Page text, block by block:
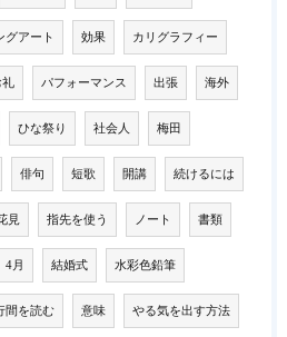
グアート 効果 カリグラフィー
礼 パフォーマンス 出張 海外
ひな祭り 社会人 梅田
俳句 短歌 開講 続けるには
見 指先を使う ノート 書類
4月 結婚式 水彩色鉛筆
間を読む 意味 やる気を出す方法